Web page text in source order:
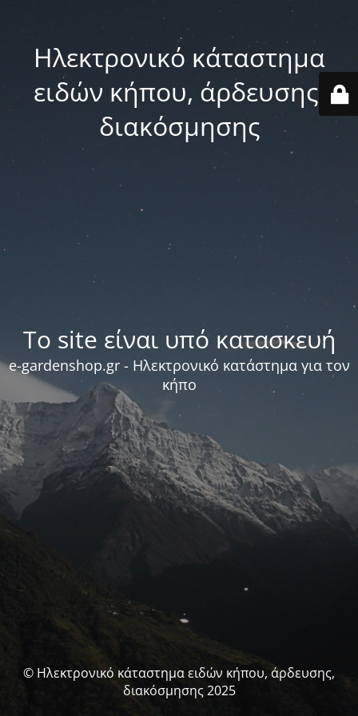
Ηλεκτρονικό κάταστημα
ειδών κήπου, άρδευσης,
διακόσμησης
Το site είναι υπό κατασκευή
e-gardenshop.gr - Ηλεκτρονικό κατάστημα για τον
κήπο
© Ηλεκτρονικό κάταστημα ειδών κήπου, άρδευσης,
διακόσμησης 2025